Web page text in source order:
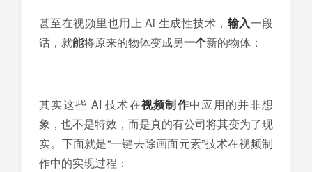
甚至在视频里也用上 Ai 生成性技术， 输入一段
话，就能将原来的物体变成另一个新的物体：
其实这些 AI 技术在视频制作中应用的并非想
象，也不是特效，而是真的有公司将其变为了现
实。下面就是“一键去除画面元素”技术在视频制
作中的实现过程：